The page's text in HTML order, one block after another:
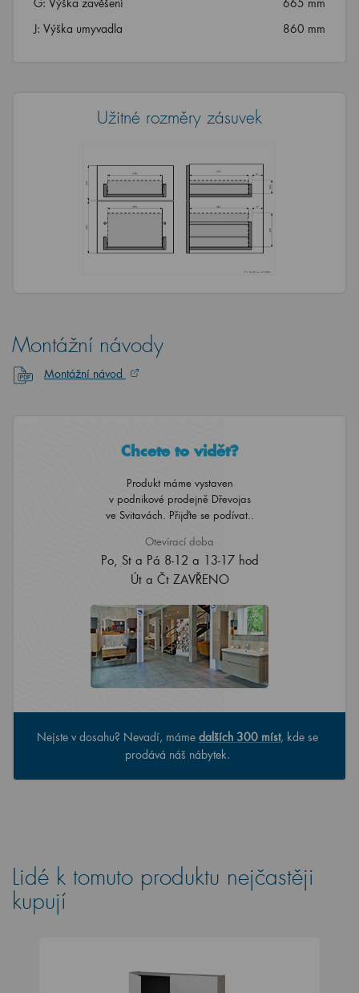
J: Výška umyvadla
860 mm
Užitné rozměry zásuvek
Montážní návody
Montážní návod
Chcete to vidět?
Produkt máme vystaven
v podnikové prodejně Dřevojas
ve Svitavách. Přijďte se podívat..
Otevírací doba
Po, St a Pá 8-12 a 13-17 hod
Út a Čt ZAVŘENO
Nejste v dosahu? Nevadí, máme dalších 300 míst, kde se
prodává náš nábytek.
Lidé k tomuto produktu nejčastěji
kupují